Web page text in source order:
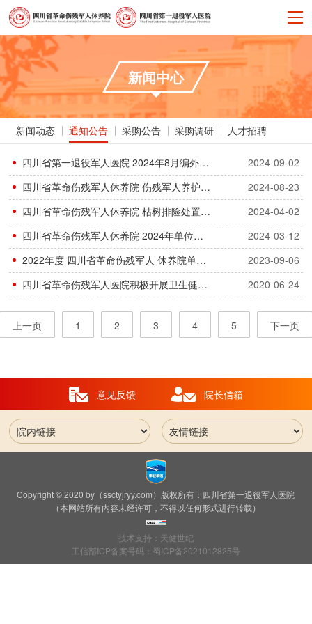
新闻中心
新闻动态 通知公告 采购公告 采购调研 人才招聘
四川省第一退役军人医院 2024年8月编外人员招聘成绩公告
2024-09-02
四川省革命伤残军人休养院 伤残军人养护楼内广场更换钢架顶损坏玻璃公示
2024-08-23
四川省革命伤残军人休养院 枯树排险处置公告
2024-04-02
四川省革命伤残军人休养院 2024年单位预算公开
2024-03-12
2022年度 四川省革命伤残军人 休养院单位决算
2023-09-06
四川省革命伤残军人医院积极开展卫生健康行业领域突出问题专项整治活动
2020-06-24
上一页 1 2 3 4 5 下一页
意见反馈 院长信箱
Copyright © 2020 by（ssctyjryy.com）版权所有：四川省第一退役军人医院
（本网站所有内容未经许可，不得以任何形式进行转载）
技术支持：天健世纪
工信部ICP备案号码：蜀ICP备2021012825号